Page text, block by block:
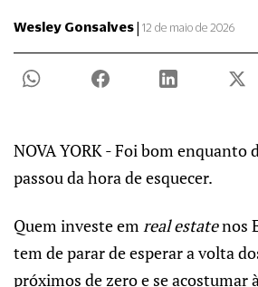
Wesley Gonsalves| 12 de maio de 2026
NOVA YORK - Foi bom enquanto
passou da hora de esquecer.
Quem investe em real estatenos
tem de parar de esperar a volta
próximos de zero e se acostumar